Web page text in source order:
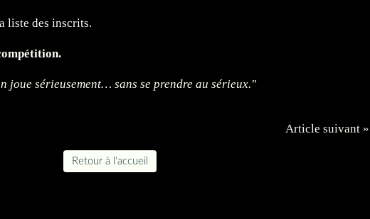
liste des inscrits.
joue sérieusement… sans se prendre au sérieux."
Article suivant »
Retour à l'accueil